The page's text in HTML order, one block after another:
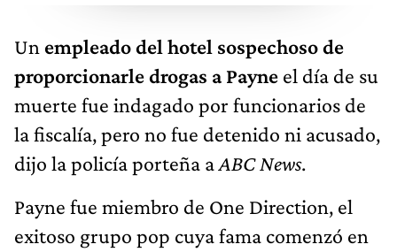
Un empleado del hotel sospechoso de
proporcionarle drogas a Payne el día de su
muerte fue indagado por funcionarios de
la fiscalía, pero no fue detenido ni acusado,
dijo la policía porteña aABC News.
Payne fue miembro de One Direction, el
exitoso grupo pop cuya fama comenzó en